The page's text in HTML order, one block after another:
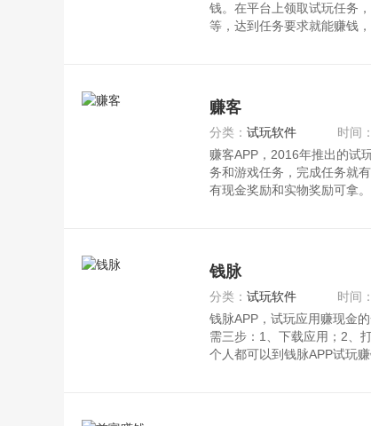
钱。在平台上领取试玩任务
等，达到任务要求就能赚钱
赚客
分类： 试玩软件 时间：
赚客APP，2016年推出的试
务和游戏任务，完成任务就
有现金奖励和实物奖励可拿。
钱脉
分类： 试玩软件 时间：
钱脉APP，试玩应用赚现金
需三步：1、下载应用；2、
个人都可以到钱脉APP试玩